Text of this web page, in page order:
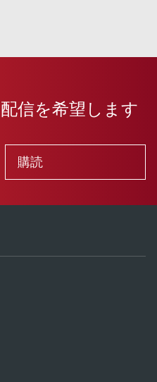
信を希望します
購読